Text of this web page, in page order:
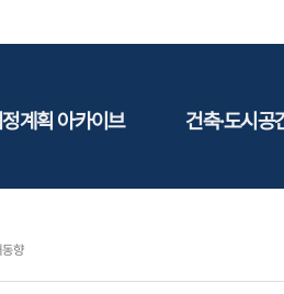
계획 아카이브 건축·도시공
향